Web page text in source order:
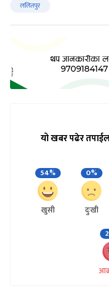
ललितपुर
यो खबर पढेर
54%
खुसी
0%
दुःखी